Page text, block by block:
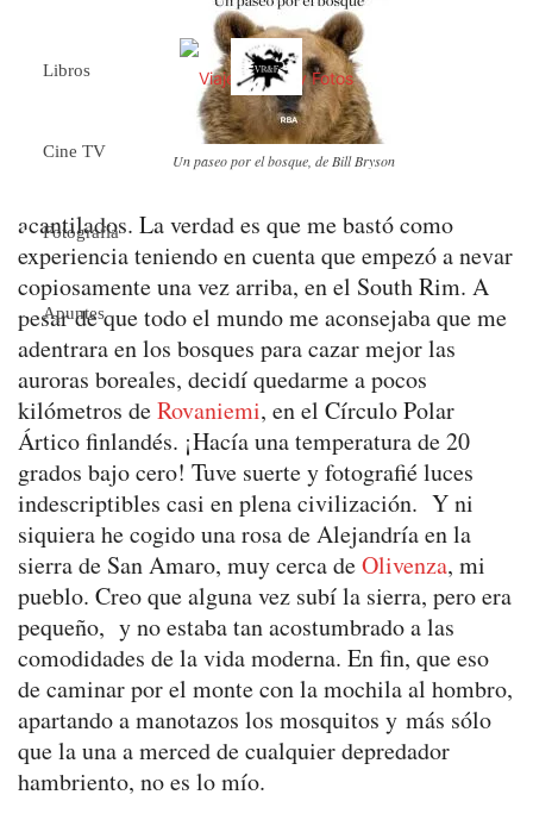
Libros
Cine TV
Fotografía
Apuntes
Un paseo por el bosque, de Bill Bryson
acantilados. La verdad es que me bastó como
experiencia teniendo en cuenta que empezó a nevar
copiosamente una vez arriba, en el South Rim. A
pesar de que todo el mundo me aconsejaba que me
adentrara en los bosques para cazar mejor las
auroras boreales, decidí quedarme a pocos
kilómetros deRovaniemi, en el Círculo Polar
Ártico finlandés. ¡Hacía una temperatura de 20
grados bajo cero! Tuve suerte y fotografié luces
indescriptibles casi en plena civilización. Y ni
siquiera he cogido una rosa de Alejandría en la
sierra de San Amaro, muy cerca deOlivenza, mi
pueblo. Creo que alguna vez subí la sierra, pero era
pequeño, y no estaba tan acostumbrado a las
comodidades de la vida moderna. En fin, que eso
de caminar por el monte con la mochila al hombro,
apartando a manotazos los mosquitos y más sólo
que la una a merced de cualquier depredador
hambriento, no es lo mío.